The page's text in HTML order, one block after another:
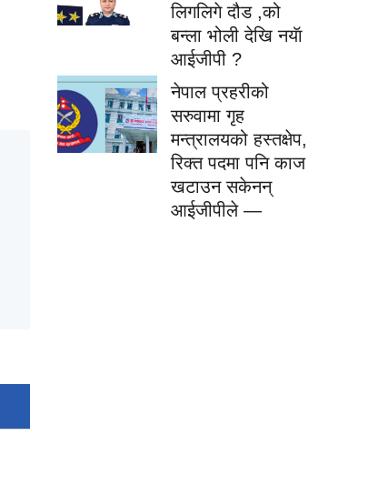
लिगलिगे दौड ,को
बन्ला भोली देखि नयॅा
आईजीपी ?
नेपाल प्रहरीको
सरुवामा गृह
मन्त्रालयको हस्तक्षेप,
रिक्त पदमा पनि काज
खटाउन सकेनन्
आईजीपीले —